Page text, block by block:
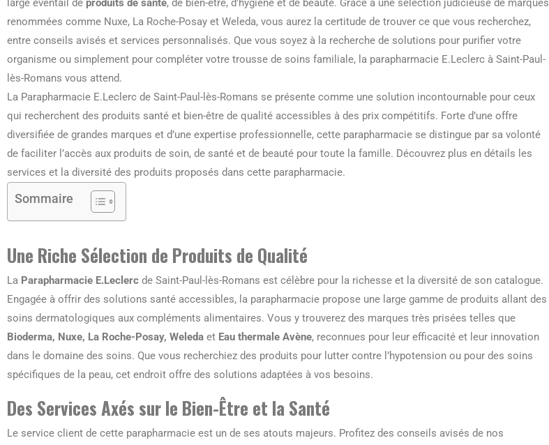
large éventail de produits de santé, de bien-être, d’hygiène et de beauté. Grâce à une sélection judicieuse de marques
renommées comme Nuxe, La Roche-Posay et Weleda, vous aurez la certitude de trouver ce que vous recherchez,
entre conseils avisés et services personnalisés. Que vous soyez à la recherche de solutions pour purifier votre
organisme ou simplement pour compléter votre trousse de soins familiale, la parapharmacie E.Leclerc à Saint-Paul-
lès-Romans vous attend.
La Parapharmacie E.Leclerc de Saint-Paul-lès-Romans se présente comme une solution incontournable pour ceux
qui recherchent des produits santé et bien-être de qualité accessibles à des prix compétitifs. Forte d’une offre
diversifiée de grandes marques et d’une expertise professionnelle, cette parapharmacie se distingue par sa volonté
de faciliter l’accès aux produits de soin, de santé et de beauté pour toute la famille. Découvrez plus en détails les
services et la diversité des produits proposés dans cette parapharmacie.
Sommaire
Une Riche Sélection de Produits de Qualité
La Parapharmacie E.Leclerc de Saint-Paul-lès-Romans est célèbre pour la richesse et la diversité de son catalogue.
Engagée à offrir des solutions santé accessibles, la parapharmacie propose une large gamme de produits allant des
soins dermatologiques aux compléments alimentaires. Vous y trouverez des marques très prisées telles que
Bioderma, Nuxe, La Roche-Posay, Weleda et Eau thermale Avène, reconnues pour leur efficacité et leur innovation
dans le domaine des soins. Que vous recherchiez des produits pour lutter contre l’hypotension ou pour des soins
spécifiques de la peau, cet endroit offre des solutions adaptées à vos besoins.
Des Services Axés sur le Bien-Être et la Santé
Le service client de cette parapharmacie est un de ses atouts majeurs. Profitez des conseils avisés de nos